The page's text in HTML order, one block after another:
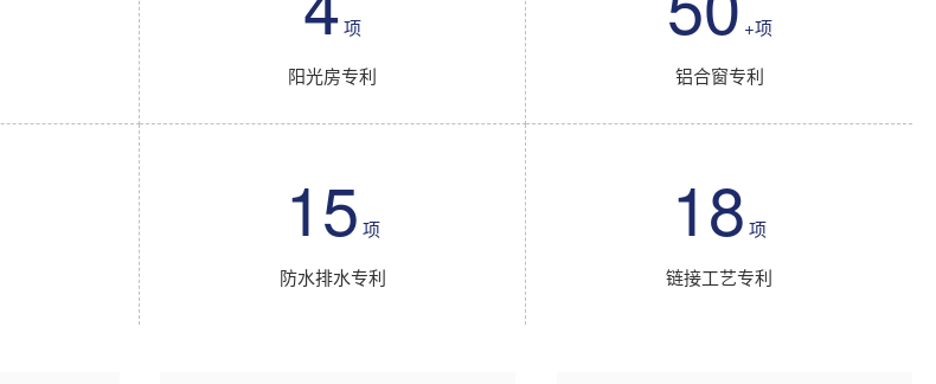
项
阳光房专利
+项
铝合窗专利
15 项
防水排水专利
18 项
链接工艺专利